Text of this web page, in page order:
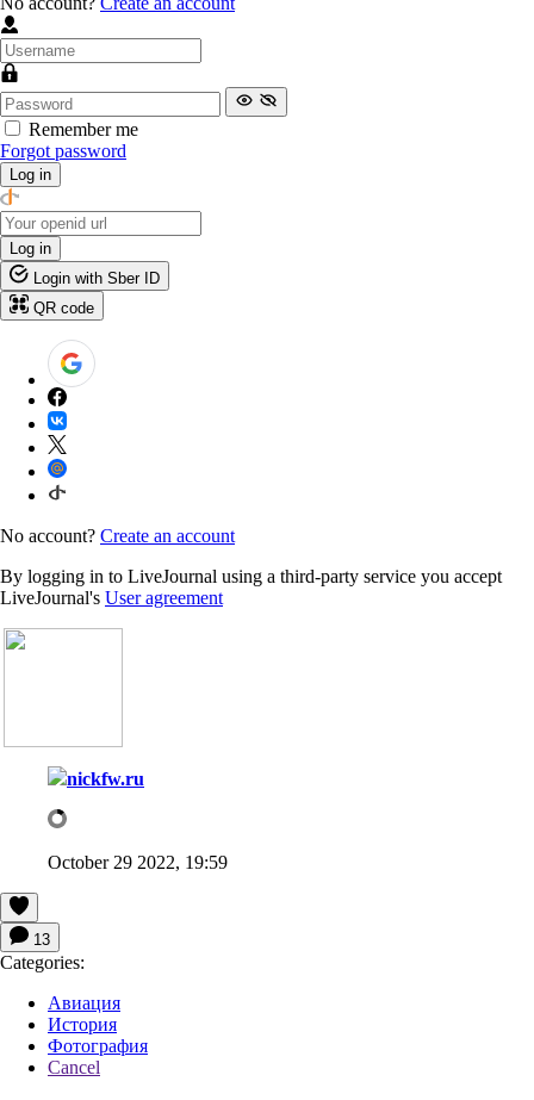
Remember me
Forgot password
Log in
Log in
Login with Sber ID
QR code
No account? Create an account
By logging in to LiveJournal using a third-party service you accept
LiveJournal's User agreement
nickfw.ru
October 29 2022, 19:59
13
Categories:
Авиация
История
Фотография
Cancel